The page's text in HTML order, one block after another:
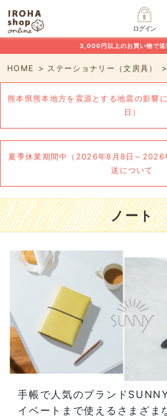
ログイン
3,000円以上のお買い物で送
HOME ステーショナリー（文房具）
熊本県熊本地方を震源とする地震の影響
日）
夏季休業期間中（2026年8月8日～2026
送について
ノート
手帳で人気のブランド
イベートまで使えるさまざま